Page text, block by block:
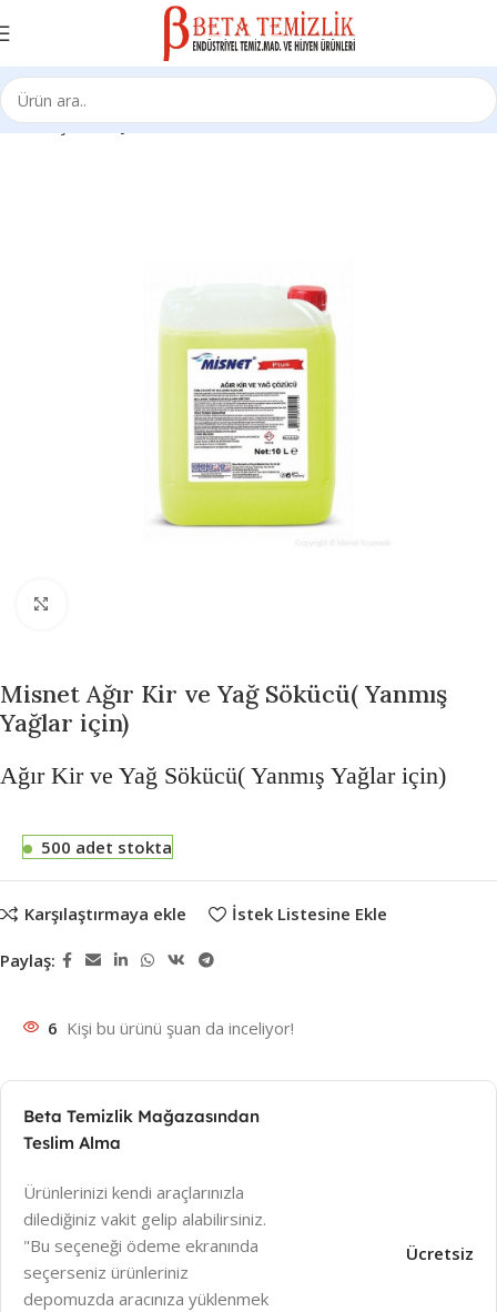
Ana Sayfa Kimyasal Ürünleri
Misnet Ağır Kir ve Yağ Sökücü( Yanmış
Yağlar için)
Ağır Kir ve Yağ Sökücü( Yanmış Yağlar için)
500 adet stokta
Karşılaştırmaya ekle İstek Listesine Ekle
Paylaş:
6 Kişi bu ürünü şuan da inceliyor!
Beta Temizlik Mağazasından
Teslim Alma
Ürünlerinizi kendi araçlarınızla
dilediğiniz vakit gelip alabilirsiniz.
"Bu seçeneği ödeme ekranında
seçerseniz ürünleriniz
depomuzda aracınıza yüklenmek
Ücretsiz